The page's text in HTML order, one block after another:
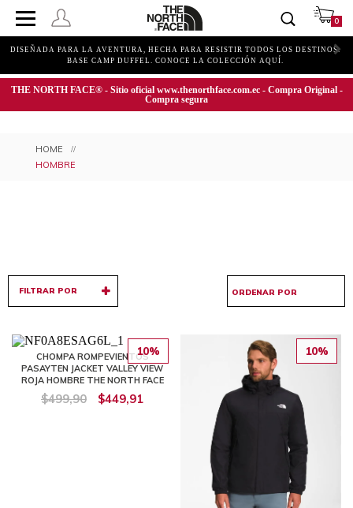
0
DISEÑADA PARA LA AVENTURA, HECHA PARA RESISTIR TODOS LOS DESTINOS.
BASE CAMP DUFFEL. CONOCE LA COLECCIÓN AQUÍ.
THE NORTH FACE® - Sitio oficial www.thenorthface.com.ec - Compra Original -
Compra segura
HOMBRE
FILTRAR POR
10%
CHOMPA ROMPEVIENTOS
PASAYTEN JACKET VALLEY VIEW
ROJA HOMBRE THE NORTH FACE
$499,90 $449,91
10%